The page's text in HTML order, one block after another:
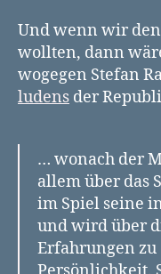
Und wenn wir
wollten, dann
wogegen Stefan
ludens der
… wonach der
allem über das
im Spiel seine
und wird über
Erfahrungen